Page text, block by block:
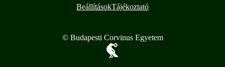
BeállításokTájékoztató
© Budapesti Corvinus Egyetem